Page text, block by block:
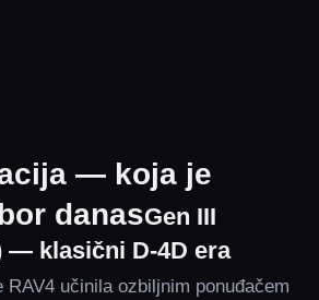
— koja je
danasGen III
— klasični D-4D era
RAV4 učinila ozbiljnim ponuđačem